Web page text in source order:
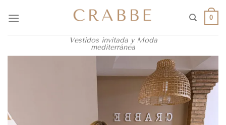
Vestidos invitada y Moda
mediterránea
0